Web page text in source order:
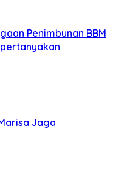
Penimbunan BBM
Jaga